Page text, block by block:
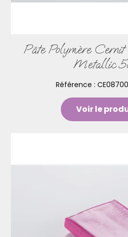
Pâte Polymère Cernit
Metallic
Référence :
Voir le